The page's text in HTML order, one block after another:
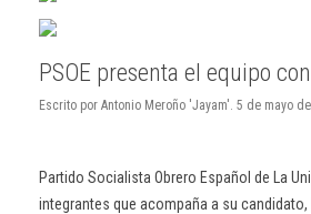
PSOE presenta el equipo
Escrito por Antonio Meroño 'Jayam'. 5 de mayo
Partido Socialista Obrero Español de La
integrantes que acompaña a su